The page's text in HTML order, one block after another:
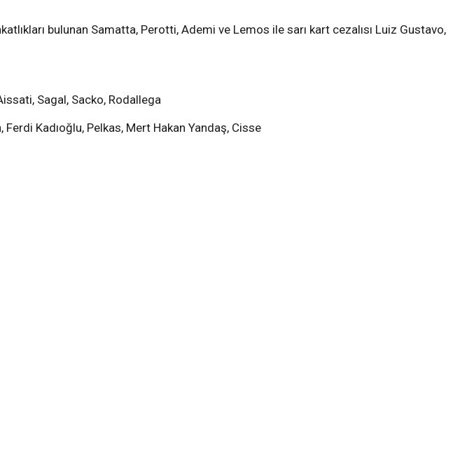
bulunan Samatta, Perotti, Ademi ve Lemos ile sarı kart cezalısı Luiz Gustavo,
Sagal, Sacko, Rodallega
Kadıoğlu, Pelkas, Mert Hakan Yandaş, Cisse